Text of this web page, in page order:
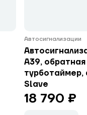
Автосигнализации
A39, обратная
турботаймер,
Slave
18 790 ₽